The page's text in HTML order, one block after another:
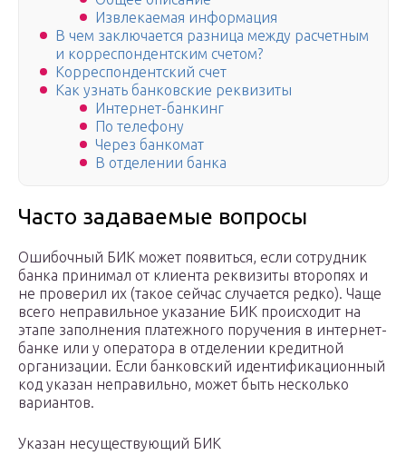
Извлекаемая информация
В чем заключается разница между расчетным
и корреспондентским счетом?
Корреспондентский счет
Как узнать банковские реквизиты
Интернет-банкинг
По телефону
Через банкомат
В отделении банка
Часто задаваемые вопросы
Ошибочный БИК может появиться, если сотрудник
банка принимал от клиента реквизиты второпях и
не проверил их (такое сейчас случается редко). Чаще
всего неправильное указание БИК происходит на
этапе заполнения платежного поручения в интернет-
банке или у оператора в отделении кредитной
организации. Если банковский идентификационный
код указан неправильно, может быть несколько
вариантов.
Указан несуществующий БИК